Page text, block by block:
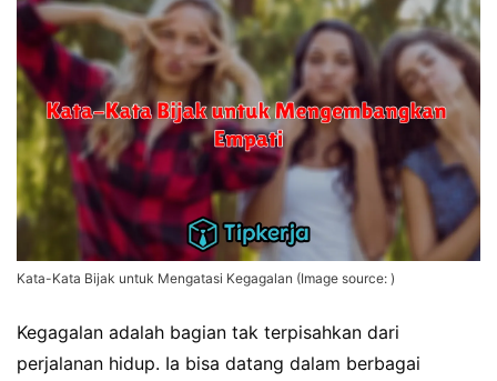
Kata-Kata Bijak untuk Mengatasi Kegagalan (Image source: )
Kegagalan adalah bagian tak terpisahkan dari
perjalanan hidup. Ia bisa datang dalam berbagai